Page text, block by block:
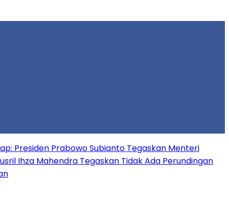
Presiden Prabowo Subianto Tegaskan Menteri
Ihza Mahendra Tegaskan Tidak Ada Perundingan